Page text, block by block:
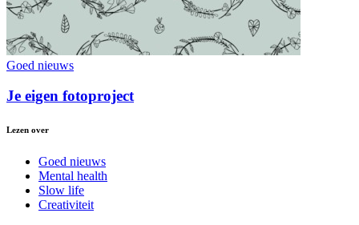
Goed nieuws
Je eigen fotoproject
Lezen over
Goed nieuws
Mental health
Slow life
Creativiteit